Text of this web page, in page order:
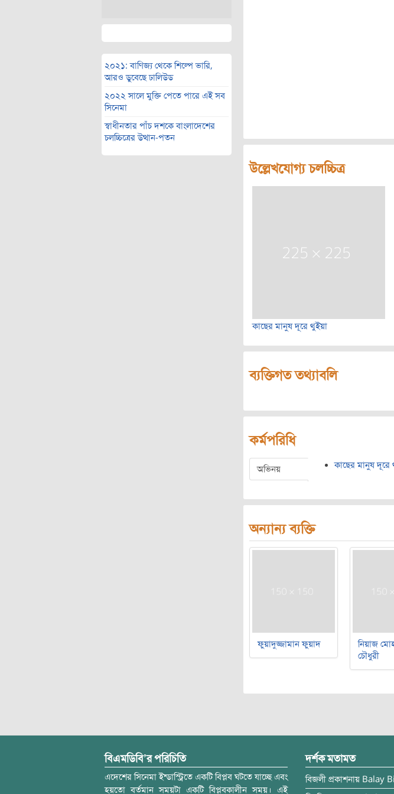
২০২১: বাণিজ্য থেকে শিল্পে ভারি,
আরও ডুবেছে ঢালিউড
২০২২ সালে মুক্তি পেতে পারে এই সব
সিনেমা
স্বাধীনতার পাঁচ দশকে বাংলাদেশের
চলচ্চিত্রের উত্থান-পতন
উল্লেখযোগ্য চলচ্চিত্র
কাছের মানুষ দূরে থুইয়া
ব্যক্তিগত তথ্যাবলি
কর্মপরিধি
অভিনয় কাছের মানুষ দূরে
অন্যান্য ব্যক্তি
ফুয়াদুজ্জামান ফুয়াদ
নিয়াজ
চৌধুরী
বিএমডিবি’র পরিচিতি
এদেশের সিনেমা ইন্ডাস্ট্রিতে একটি বিপ্লব ঘটতে যাচ্ছে এবং
হয়তো বর্তমান সময়টা একটি বিপ্লবকালীন সময়। এই
দর্শক মতামত
বিজলী প্রকাশনায় Balay